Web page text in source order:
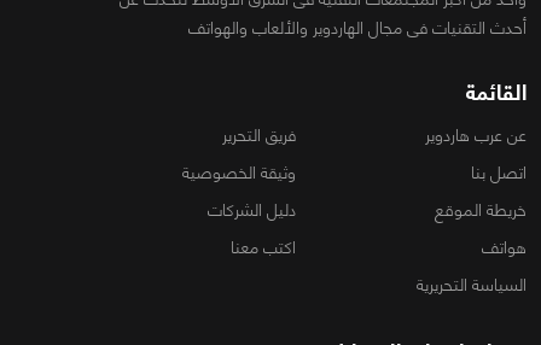
أحدث التقنيات فى مجال الهاردوير والألعاب والهواتف
القائمة
عن عرب هاردوير
فريق التحرير
اتصل بنا
وثيقة الخصوصية
خريطة الموقع
دليل الشركات
هواتف
اكتب معنا
السياسة التحريرية